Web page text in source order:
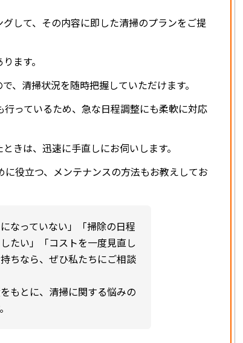
して、その内容に即した清掃のプランをご提
ます。
、清掃状況を随時把握していただけます。
っているため、急な日程調整にも柔軟に対応
きは、迅速に手直しにお伺いします。
役立つ、メンテナンスの方法もお教えしてお
なっていない」「掃除の日程
たい」「コストを一度見直し
ちなら、ぜひ私たちにご相談
もとに、清掃に関する悩みの